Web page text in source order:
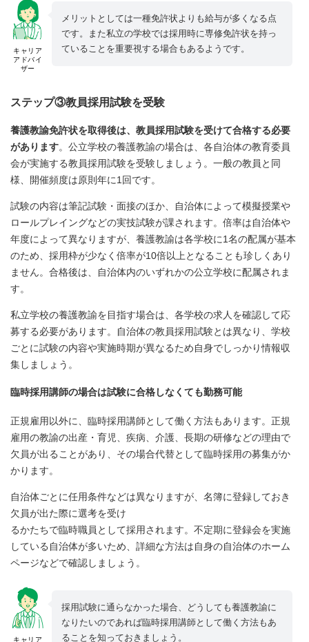
キャリア
アドバイ
ザー
メリットとしては一種免許状よりも給与が多くなる点
です。また私立の学校では採用時に専修免許状を持っ
ていることを重要視する場合もあるようです。
ステップ③教員採用試験を受験
養護教諭免許状を取得後は、教員採用試験を受けて合格する必要
があります。公立学校の養護教諭の場合は、各自治体の教育委員
会が実施する教員採用試験を受験しましょう。一般の教員と同
様、開催頻度は原則年に1回です。
試験の内容は筆記試験・面接のほか、自治体によって模擬授業や
ロールプレイングなどの実技試験が課されます。倍率は自治体や
年度によって異なりますが、養護教諭は各学校に1名の配属が基本
のため、採用枠が少なく倍率が10倍以上となることも珍しくあり
ません。合格後は、自治体内のいずれかの公立学校に配属されま
す。
私立学校の養護教諭を目指す場合は、各学校の求人を確認して応
募する必要があります。自治体の教員採用試験とは異なり、学校
ごとに試験の内容や実施時期が異なるため自身でしっかり情報収
集しましょう。
臨時採用講師の場合は試験に合格しなくても勤務可能
正規雇用以外に、臨時採用講師として働く方法もあります。正規
雇用の教諭の出産・育児、疾病、介護、長期の研修などの理由で
欠員が出ることがあり、その場合代替として臨時採用の募集がか
かります。
自治体ごとに任用条件などは異なりますが、名簿に登録しておき
欠員が出た際に選考を受け
るかたちで臨時職員として採用されます。不定期に登録会を実施
している自治体が多いため、詳細な方法は自身の自治体のホーム
ページなどで確認しましょう。
キャリア
採用試験に通らなかった場合、どうしても養護教諭に
なりたいのであれば臨時採用講師として働く方法もあ
ることを知っておきましょう。